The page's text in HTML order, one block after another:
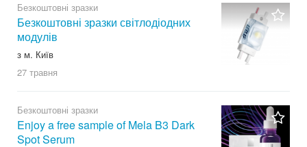
Безкоштовні зразки
Безкоштовні зразки світлодіодних
модулів
з м. Київ
27 травня
Безкоштовні зразки
Enjoy a free sample of Mela B3 Dark
Spot Serum